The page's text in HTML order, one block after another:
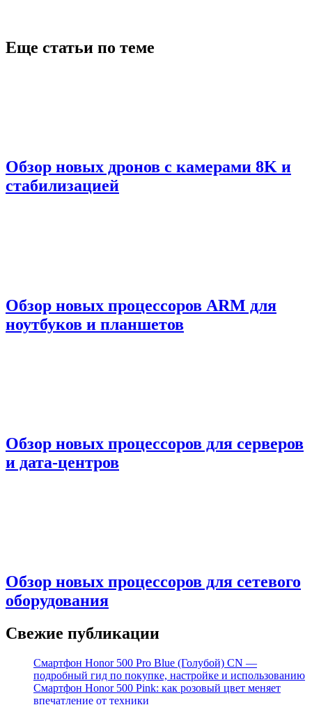
Еще статьи по теме
Обзор новых дронов с камерами 8K и
стабилизацией
Обзор новых процессоров ARM для
ноутбуков и планшетов
Обзор новых процессоров для серверов
и дата-центров
Обзор новых процессоров для сетевого
оборудования
Свежие публикации
Смартфон Honor 500 Pro Blue (Голубой) CN —
подробный гид по покупке, настройке и использованию
Смартфон Honor 500 Pink: как розовый цвет меняет
впечатление от техники